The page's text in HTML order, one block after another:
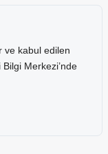
ve kabul edilen
Merkezi’nde